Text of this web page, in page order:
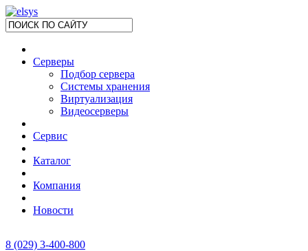
Серверы
Подбор сервера
Системы хранения
Виртуализация
Видеосерверы
Сервис
Каталог
Компания
Новости
8 (029) 3-400-800